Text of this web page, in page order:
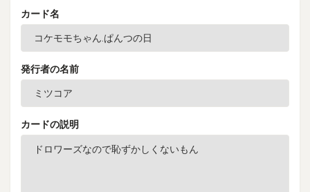
カード名
発行者の名前
カードの説明